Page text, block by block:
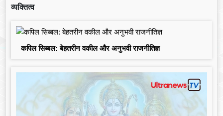
व्यक्तित्व
कपिल सिब्बल: बेहतरीन वकील और अनुभवी राजनीतिज्ञ